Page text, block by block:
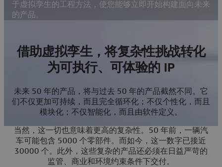
于虚拟孪生的工程方法，使您能够立即开始构建面向未来
的产品。
借助虚拟孪生，将复杂性挑战转化
为可执行、可体验的 IP
未来 50 年的产品，将与过去 50 年的产品截然不同。它
们不仅更加可持续，而且完全循环化；不仅个性化，而且
模块化；不仅智能化，而且由软件定义。
当然，这一切也意味着更高的复杂性。50 年前，一辆汽
车可能包含 5000 个零部件。而如今，这一数字已接近
30000 个。此外，这些复杂的产品还必须在日益严苛的
监管、商业和环境约束条件下交付。